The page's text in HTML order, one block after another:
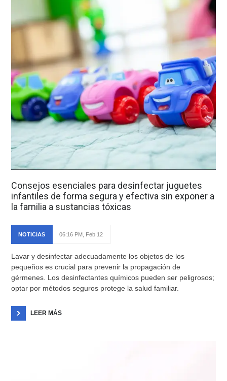
Consejos esenciales para desinfectar juguetes
infantiles de forma segura y efectiva sin exponer a
la familia a sustancias tóxicas
NOTICIAS 06:16 PM, Feb 12
Lavar y desinfectar adecuadamente los objetos de los
pequeños es crucial para prevenir la propagación de
gérmenes. Los desinfectantes químicos pueden ser peligrosos;
optar por métodos seguros protege la salud familiar.
LEER MÁS